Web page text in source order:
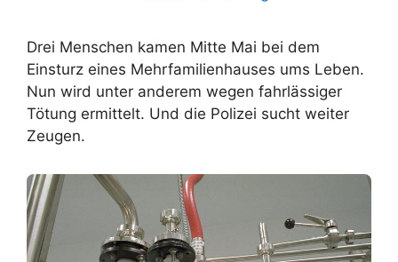
Drei Menschen kamen Mitte Mai bei dem
Einsturz eines Mehrfamilienhauses ums Leben.
Nun wird unter anderem wegen fahrlässiger
Tötung ermittelt. Und die Polizei sucht weiter
Zeugen.